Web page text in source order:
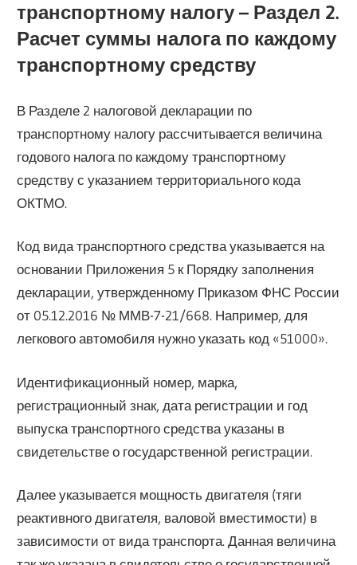
транспортному налогу – Раздел 2.
Расчет суммы налога по каждому
транспортному средству
В Разделе 2 налоговой декларации по
транспортному налогу рассчитывается величина
годового налога по каждому транспортному
средству с указанием территориального кода
ОКТМО.
Код вида транспортного средства указывается на
основании Приложения 5 к Порядку заполнения
декларации, утвержденному Приказом ФНС России
от 05.12.2016 № ММВ-7-21/668. Например, для
легкового автомобиля нужно указать код «51000».
Идентификационный номер, марка,
регистрационный знак, дата регистрации и год
выпуска транспортного средства указаны в
свидетельстве о государственной регистрации.
Далее указывается мощность двигателя (тяги
реактивного двигателя, валовой вместимости) в
зависимости от вида транспорта. Данная величина